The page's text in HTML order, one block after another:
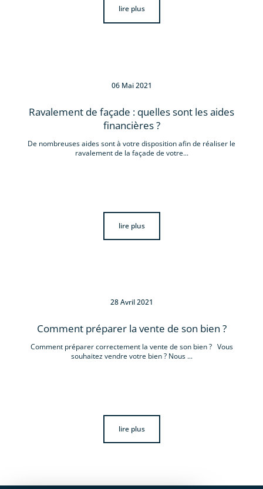
lire plus
06 Mai 2021
Ravalement de façade : quelles sont les aides
financières ?
De nombreuses aides sont à votre disposition afin de réaliser le
ravalement de la façade de votre...
lire plus
28 Avril 2021
Comment préparer la vente de son bien ?
Comment préparer correctement la vente de son bien ? Vous
souhaitez vendre votre bien ? Nous ...
lire plus